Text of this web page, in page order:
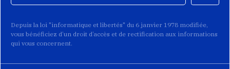
Depuis la loi "informatique et libertés" du 6 janvier 1978 modifiée,
vous bénéficiez d’un droit d’accès et de rectification aux informations
qui vous concernent.